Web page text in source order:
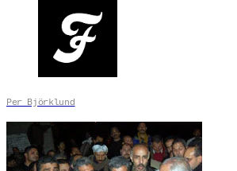
Per Björklund